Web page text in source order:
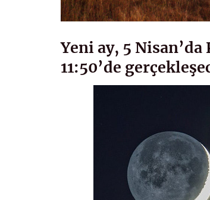
Yeni ay, 5
11:50’de